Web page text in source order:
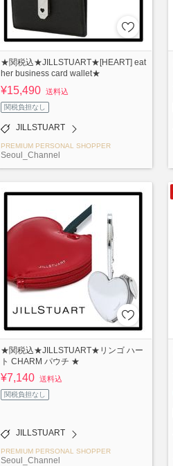
★関税込★JILLSTUART★[HEART] eat
her business card wallet★
¥15,490 送料込
関税負担なし
JILLSTUART
PREMIUM PERSONAL SHOPPER
Seoul_Channel
★関税込★JILLSTUART★リンゴ ハー
ト CHARM パウチ ★
¥7,140 送料込
関税負担なし
JILLSTUART
PREMIUM PERSONAL SHOPPER
Seoul_Channel